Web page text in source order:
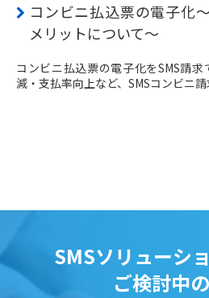
コンビニ払込票の電子化
メリットについて～
コンビニ払込票の電子化をSMS請
減・支払率向上など、SMSコンビニ
SMSソリューシ
ご検討中